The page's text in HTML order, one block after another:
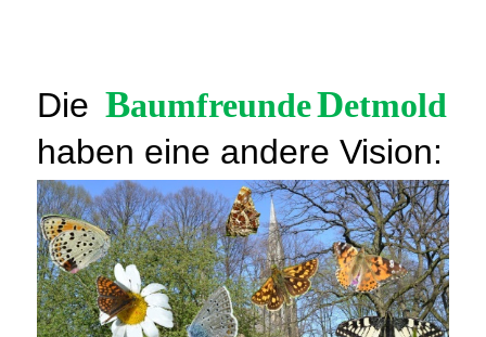
Die BaumfreundeDetmold
haben eine andere Vision: